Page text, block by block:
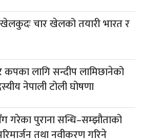
खेलकुदः चार खेलको तयारी भारत र
कपका लागि सन्दीप लामिछानेको
नेपाली टोली घोषणा
गरेका पुराना सन्धि–सम्झौताको
तथा नवीकरण गरिने